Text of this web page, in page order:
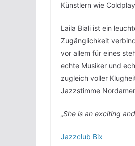
Künstlern wie
Laila Biali ist ein
Zugänglichkeit
vor allem für eines
echte Musiker und
zugleich voller
Jazzstimme
„She is an exciting
Jazzclub Bix